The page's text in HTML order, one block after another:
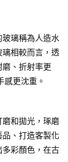
璃稱為人造水
相較而言，透
、折射率更
感更沈重。
和拋光，琢磨
、打造客製化
彩顏色，在古